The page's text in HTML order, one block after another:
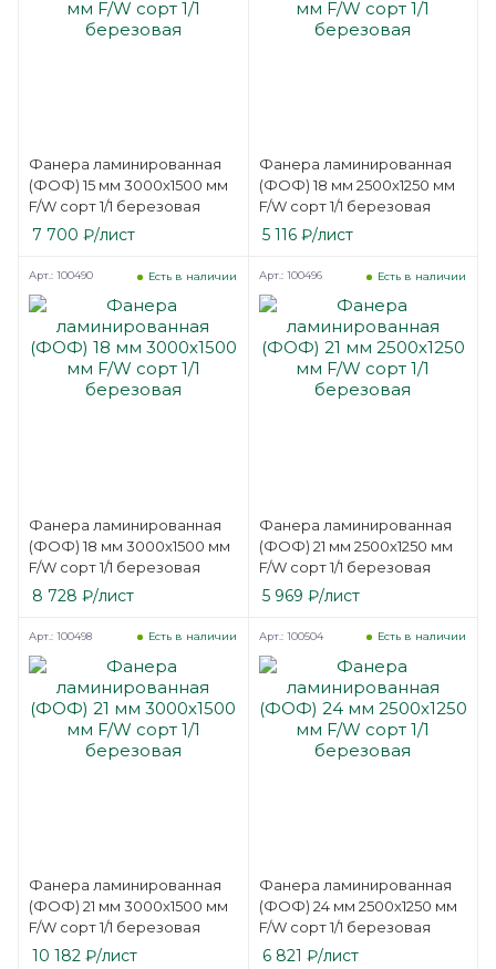
Фанера ламинированная
(ФОФ) 15 мм 3000х1500 мм
F/W сорт 1/1 березовая
7 700 ₽/лист
Фанера ламинированная
(ФОФ) 18 мм 2500х1250 мм
F/W сорт 1/1 березовая
5 116₽/лист
Фанера ламинированная
(ФОФ) 18 мм 3000х1500 мм
F/W сорт 1/1 березовая
Есть в наличии
Арт.: 100490
8 728 ₽/лист
Фанера ламинированная
(ФОФ) 21 мм 2500х1250 мм
F/W сорт 1/1 березовая
Есть в наличии
Арт.: 100496
5 969 ₽/лист
Фанера ламинированная
(ФОФ) 21 мм 3000х1500 мм
F/W сорт 1/1 березовая
Есть в наличии
Арт.: 100498
10 182 ₽/лист
Фанера ламинированная
(ФОФ) 24 мм 2500х1250 мм
F/W сорт 1/1 березовая
Есть в наличии
Арт.: 100504
6 821 ₽/лист